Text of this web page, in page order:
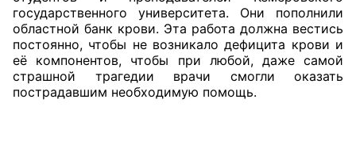
государственного университета. Они пополнили
областной банк крови. Эта работа должна вестись
постоянно, чтобы не возникало дефицита крови и
её компонентов, чтобы при любой, даже самой
страшной трагедии врачи смогли оказать
пострадавшим необходимую помощь.